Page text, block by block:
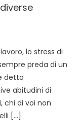
lo stress di
preda di un
detto
abitudini di
chi di voi non
[…]